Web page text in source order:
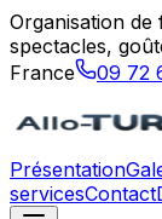
Organisation
spectacles,
France
09 72
Présentation
servicesContact